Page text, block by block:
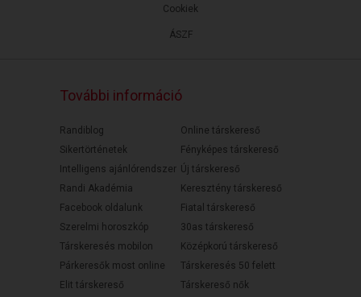
ÁSZF
Cookiek
További információ
Randiblog
Sikertörténetek
Intelligens ajánlórendszer
Randi Akadémia
Facebook oldalunk
Szerelmi horoszkóp
Társkeresés mobilon
Párkeresők most online
Elit társkereső
Online társkereső
Fényképes társkereső
Új társkereső
Keresztény társkereső
Fiatal társkereső
30as társkereső
Középkorú társkereső
Társkeresés 50 felett
Társkereső nők